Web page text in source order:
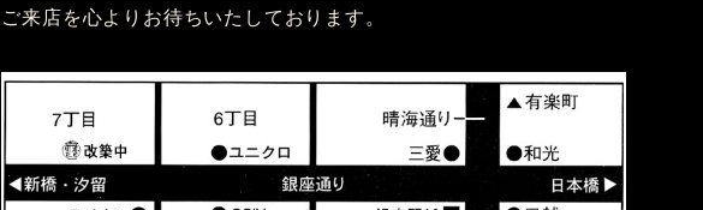
ご来店を心よりお待ちいたしております。